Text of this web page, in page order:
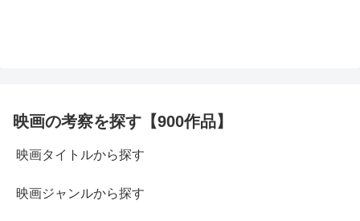
映画の考察を探す【900作品】
映画タイトルから探す
映画ジャンルから探す